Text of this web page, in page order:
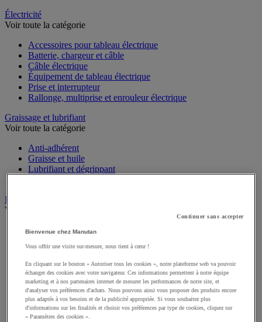
Électricité
Voir toute la catégorie
Accessoires pour tableau électrique
Batterie, chargeur et câble
Câble électrique
Équipement de tableau électrique
Prise et interrupteur
Rallonge, multiprise et enrouleur électrique
Graissage et lubrifiant
Voir toute la catégorie
Anti-adhérent
Graisse et huile
Lubrifiant et dégrippant
Instrument de mesure
Voir toute la catégorie
Balance industrielle
Dynamomètre
Équipement optique
Instrument de mesure de laboratoire
Mesure de distance
Mesure de la vitesse
Mesure de l'environnement
Mesure d'électricité
Continuer sans accepter
Bienvenue chez Manutan
Vous offrir une visite sur-mesure, nous tient à cœur !
En cliquant sur le bouton « Autoriser tous les cookies », notre plateforme web va pouvoir
échanger des cookies avec votre navigateur. Ces informations permettent à notre équipe
marketing et à nos partenaires internet de mesurer les performances de notre site, et
d'analyser vos préférences d'achats. Nous pouvons ainsi vous proposer des produits encore
plus adaptés à vos besoins et de la publicité appropriée. Si vous souhaitez plus
d'informations sur les finalités et choisir vos préférences par type de cookies, cliquez sur
« Paramètres des cookies ».